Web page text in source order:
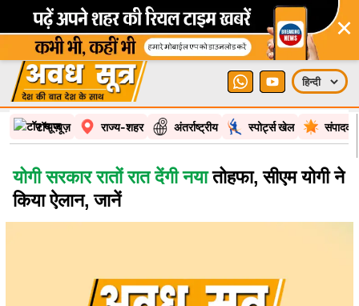
×
टॉप न्यूज़ राज्य-शहर अंतर्राष्ट्रीय स्पोर्ट्स खेल
योगी सरकार रातों रात देंगी नयातोहफा, सीएम योगी ने
किया ऐलान, जानें